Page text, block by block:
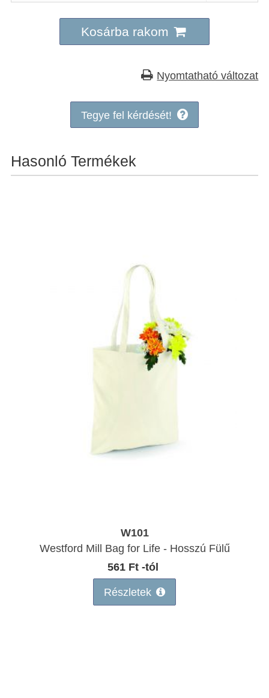
Kosárba rakom
Nyomtatható változat
Tegye fel kérdését!
Hasonló Termékek
W101
Westford Mill Bag for Life - Hosszú Fülű
561 Ft -tól
Részletek
A nyári dömpig beköszöntével, a
nagyobb biztonsággal ígérni, ha a rendelés
9 óra előtt beérkezik.
Egyúttal a GLS, mint szállító partner
a zökkenőmenteskiszolgálás érdekében.